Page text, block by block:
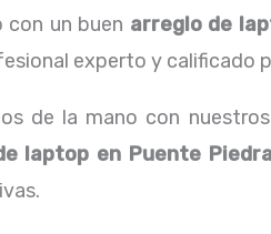
con un buen arreglo de
experto y calificado
de la mano con
laptop en Puente